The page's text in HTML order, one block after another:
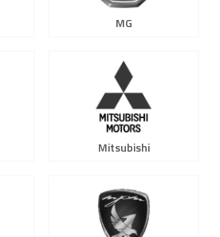
MG
Mitsubishi